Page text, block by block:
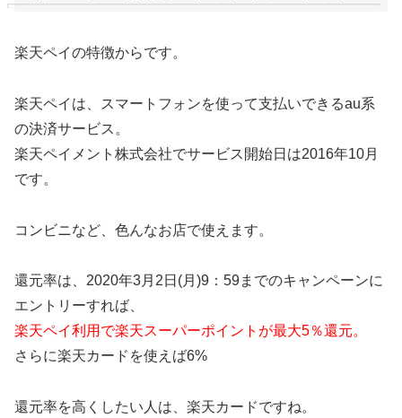
楽天ペイの特徴からです。
楽天ペイは、スマートフォンを使って支払いできるau系
の決済サービス。
楽天ペイメント株式会社でサービス開始日は2016年10月
です。
コンビニなど、色んなお店で使えます。
還元率は、2020年3月2日(月)9：59までのキャンペーンに
エントリーすれば、
楽天ペイ利用で楽天スーパーポイントが最大5％還元。
さらに楽天カードを使えば6%
還元率を高くしたい人は、楽天カードですね。